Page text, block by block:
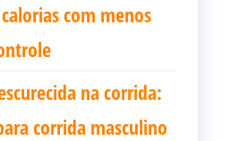
com menos
na corrida:
corrida masculino